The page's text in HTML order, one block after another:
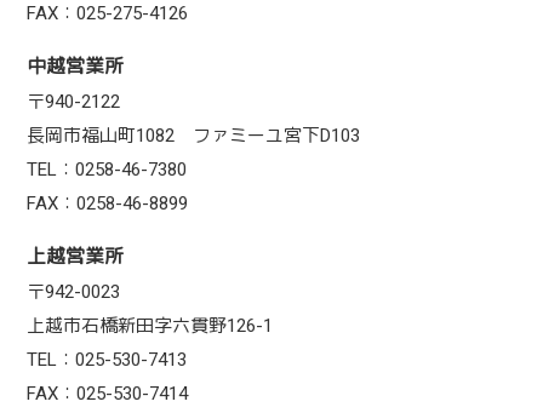
FAX：025-275-4126
中越営業所
〒940-2122
長岡市福山町1082 ファミーユ宮下D103
TEL：0258-46-7380
FAX：0258-46-8899
上越営業所
〒942-0023
上越市石橋新田字六貫野126-1
TEL：025-530-7413
FAX：025-530-7414